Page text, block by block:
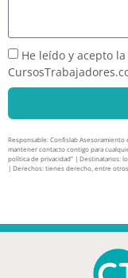
He leído y acepto la
Responsable: Confislab
mantener contacto contigo para
política de privacidad” | Destinatarios:
| Derechos: tienes derecho, entre